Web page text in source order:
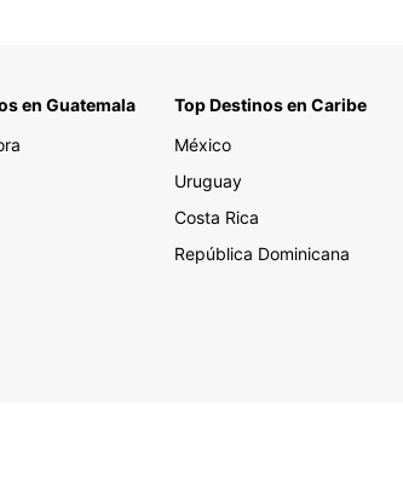
en Guatemala
Top Destinos en Caribe
México
Uruguay
Costa Rica
República Dominicana